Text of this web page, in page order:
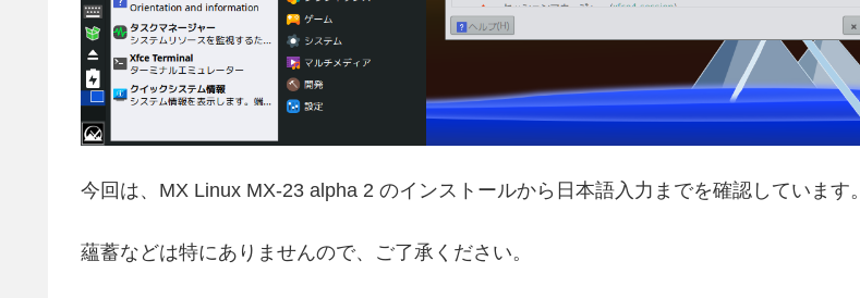
今回は、MX Linux MX-23 alpha 2 のインストールから日本語入力までを確認しています。
蘊蓄などは特にありませんので、ご了承ください。